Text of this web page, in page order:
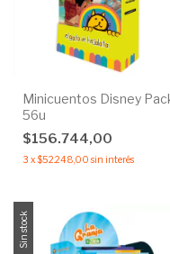
Minicuentos Disney
56u
$156.744,00
3 x$52.248,00 sin interés
Sin stock